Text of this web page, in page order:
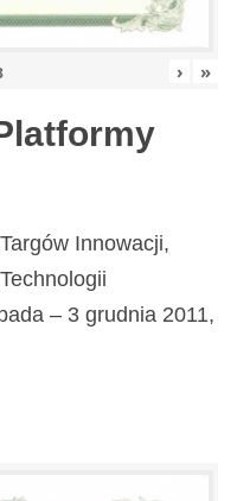
› »
Innowacji,
– 3 grudnia 2011,